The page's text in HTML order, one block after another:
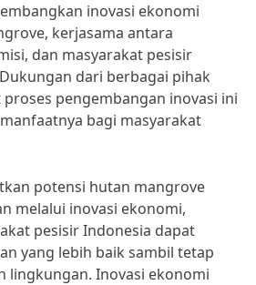
inovasi ekonomi
kerjasama antara
dan masyarakat pesisir
dari berbagai pihak
pengembangan inovasi ini
bagi masyarakat
potensi hutan mangrove
melalui inovasi ekonomi,
pesisir Indonesia dapat
yang lebih baik sambil tetap
lingkungan. Inovasi ekonomi